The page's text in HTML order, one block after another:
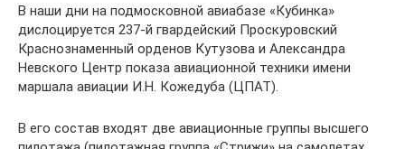
В наши дни на подмосковной авиабазе «Кубинка»
дислоцируется 237-й гвардейский Проскуровский
Краснознаменный орденов Кутузова и Александра
Невского Центр показа авиационной техники имени
маршала авиации И.Н. Кожедуба (ЦПАТ).
В его состав входят две авиационные группы высшего